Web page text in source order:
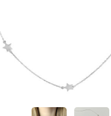
колье
цепочки
аксессуары